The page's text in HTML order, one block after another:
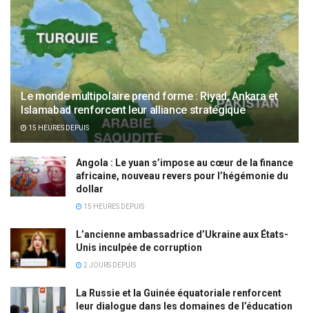
Le monde multipolaire prend forme : Riyad, Ankara et
Islamabad renforcent leur alliance stratégique
15 HEURES DEPUIS
Angola : Le yuan s’impose au cœur de la finance
africaine, nouveau revers pour l’hégémonie du
dollar
15 HEURES DEPUIS
L’ancienne ambassadrice d’Ukraine aux États-
Unis inculpée de corruption
2 JOURS DEPUIS
La Russie et la Guinée équatoriale renforcent
leur dialogue dans les domaines de l’éducation